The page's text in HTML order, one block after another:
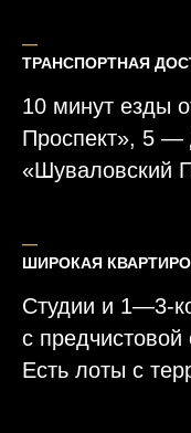
―
ТРАНСПОРТНАЯ
10 минут езды
Проспект», 5 —
«Шуваловский
―
ШИРОКАЯ
Студии и 1—3-
с
Есть лоты с